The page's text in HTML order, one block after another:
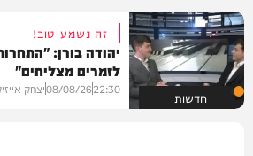
חדשות
זה נשמע טוב!
יהודה בורן:
לזמרים מצליחים"
22:30
08/08/26יצחק